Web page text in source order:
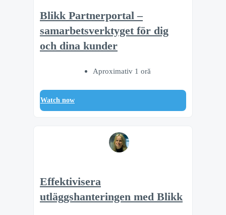
Blikk Partnerportal –
samarbetsverktyget för dig
och dina kunder
Aproximativ 1 oră
Watch now
Effektivisera
utläggshanteringen med Blikk